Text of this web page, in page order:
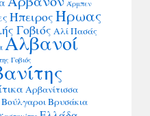
Άρμπεν
ΉπειροςΉρωας
Γοβιός Αλί Πασάς
Αλβανοί
Γοβιός
Αρβανίτισσα
ΒούλγαροιΒρυσάκια